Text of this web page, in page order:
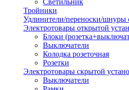
Светильник
Тройники
Удлинители/переноски/шнуры
Электротовары открытой
Блоки
Выключатели
Колодка розеточная
Розетки
Электротовары скрытой
Выключатели